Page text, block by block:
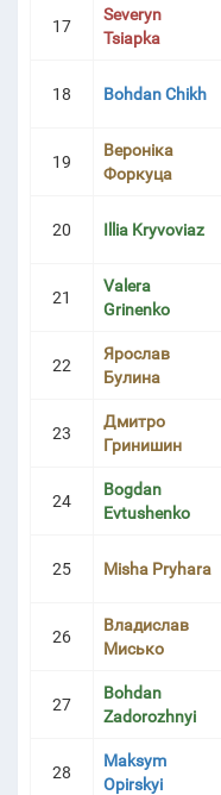
17
Severyn
Tsiapka
18 Bohdan Chikh
19
Вероніка
Форкуца
20 Illia Kryvoviaz
21
Valera
Grinenko
22
Ярослав
Булина
23
Дмитро
Гринишин
24
Bogdan
Evtushenko
25 Misha Pryhara
26
Владислав
Мисько
27
Bohdan
Zadorozhnyi
28
Maksym
Opirskyi